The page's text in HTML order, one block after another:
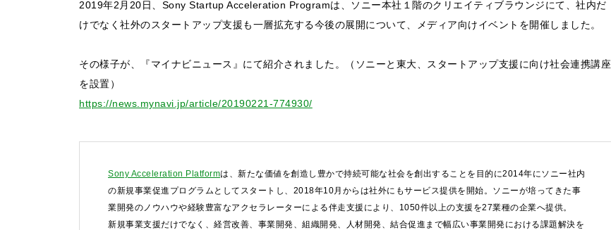
2019年2月20日、Sony Startup Acceleration Programは、ソニー本社１階のクリエイティブラウンジにて、社内だ
けでなく社外のスタートアップ支援も一層拡充する今後の展開について、メディア向けイベントを開催しました。
その様子が、『マイナビニュース』にて紹介されました。（ソニーと東大、スタートアップ支援に向け社会連携講座
を設置）
https://news.mynavi.jp/article/20190221-774930/
Sony Acceleration Platformは、新たな価値を創造し豊かで持続可能な社会を創出することを目的に2014年にソニー社内
の新規事業促進プログラムとしてスタートし、2018年10月からは社外にもサービス提供を開始。ソニーが培ってきた事
業開発のノウハウや経験豊富なアクセラレーターによる伴走支援により、1050件以上の支援を27業種の企業へ提供。
新規事業支援だけでなく、経営改善、事業開発、組織開発、人材開発、結合促進まで幅広い事業開発における課題解決を